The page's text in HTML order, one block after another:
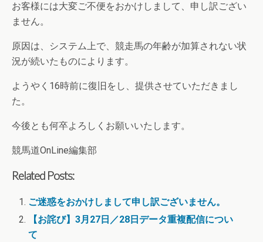
お客様には大変ご不便をおかけしまして、申し訳ござい
ません。
原因は、システム上で、競走馬の年齢が加算されない状
況が続いたものによります。
ようやく16時前に復旧をし、提供させていただきまし
た。
今後とも何卒よろしくお願いいたします。
競馬道OnLine編集部
Related Posts:
ご迷惑をおかけしまして申し訳ございません。
【お詫び】3月27日／28日データ重複配信につい
て